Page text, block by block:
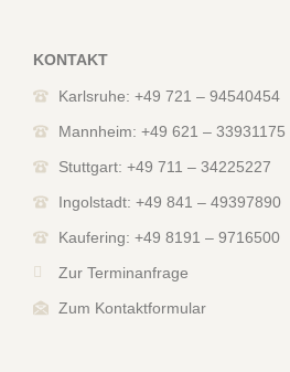
KONTAKT
Karlsruhe: +49 721 – 94540454
Mannheim: +49 621 – 33931175
Stuttgart: +49 711 – 34225227
Ingolstadt: +49 841 – 49397890
Kaufering: +49 8191 – 9716500
Zur Terminanfrage
Zum Kontaktformular